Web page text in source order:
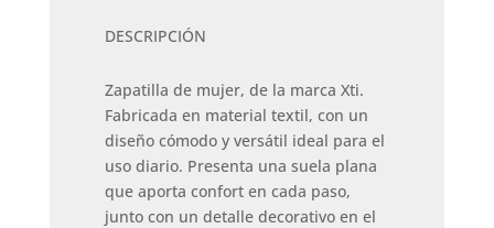
DESCRIPCIÓN
Zapatilla de mujer, de la marca Xti.
Fabricada en material textil, con un
diseño cómodo y versátil ideal para el
uso diario. Presenta una suela plana
que aporta confort en cada paso,
junto con un detalle decorativo en el